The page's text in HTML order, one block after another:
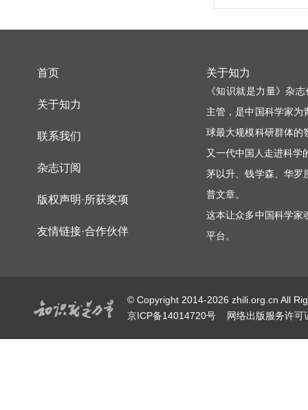
首页
关于知力
联系我们
杂志订阅
版权声明·所获奖项
友情链接·合作伙伴
关于知力
《知识就是力量》杂
主管，是中国科学家为
球最大规模科研群体的
又一代中国人走进科学
茅以升、钱学森、华罗
普文章。
这本让众多中国科学家
平台。
© Copyright 2014-2026 zhili.org.cn All
京ICP备14014720号
网络出版服务许可